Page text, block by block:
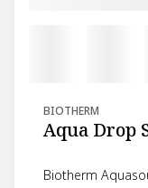
BIOTHERM
Aqua Drop
Biotherm